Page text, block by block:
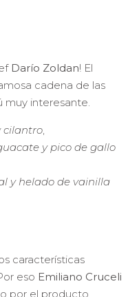
Darío Zoldan! El
cadena de las
muy interesante.
cilantro,
y pico de gallo
y helado de vainilla
características
eso Emiliano Cruceli
por el producto